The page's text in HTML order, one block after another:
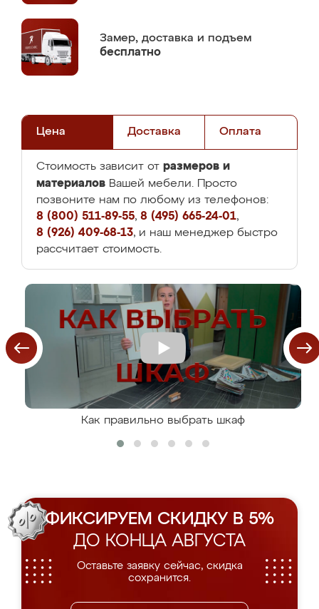
Замер, доставка и подъем
бесплатно
Цена Доставка Оплата
Стоимость зависит от размеров и
материалов Вашей мебели. Просто
позвоните нам по любому из телефонов:
8 (800) 511-89-55, 8 (495) 665-24-01,
8 (926) 409-68-13, и наш менеджер быстро
рассчитает стоимость.
Как правильно выбрать шкаф
ФИКСИРУЕМ СКИДКУ В 5%
ДО КОНЦА АВГУСТА
Оставьте заявку сейчас, скидка
сохранится.